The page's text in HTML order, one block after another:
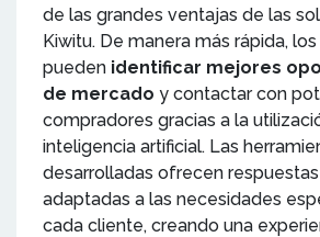
de las grandes ventajas de las
Kiwitu. De manera más rápida,
pueden identificar mejores
de mercado y contactar con
compradores gracias a la
inteligencia artificial. Las
desarrolladas ofrecen
adaptadas a las necesidades
cada cliente, creando una